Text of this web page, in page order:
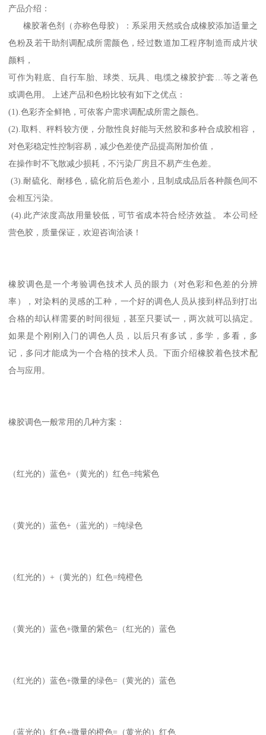
产品介绍：
橡胶著色剂（亦称色母胶）：系采用天然或合成橡胶添加适量之
色粉及若干助剂调配成所需颜色，经过数道加工程序制造而成片状
颜料，
可作为鞋底、自行车胎、球类、玩具、电缆之橡胶护套…等之著色
或调色用。 上述产品和色粉比较有如下之优点：
(1).色彩齐全鲜艳，可依客户需求调配成所需之颜色。
(2).取料、秤料较方便，分散性良好能与天然胶和多种合成胶相容，
对色彩稳定性控制容易，减少色差使产品提高附加价值，
在操作时不飞散减少损耗，不污染厂房且不易产生色差。
(3).耐硫化、耐移色，硫化前后色差小，且制成成品后各种颜色间不
会相互污染。
(4).此产浓度高故用量较低，可节省成本符合经济效益。 本公司经
营色胶，质量保证，欢迎咨询洽谈！
橡胶调色是一个考验调色技术人员的眼力（对色彩和色差的分辨
率），对染料的灵感的工种，一个好的调色人员从接到样品到打出
合格的却认样需要的时间很短，甚至只要试一，两次就可以搞定。
如果是个刚刚入门的调色人员，以后只有多试，多学，多看，多
记，多问才能成为一个合格的技术人员。下面介绍橡胶着色技术配
合与应用。
橡胶调色一般常用的几种方案：
（红光的）蓝色+（黄光的）红色=纯紫色
（黄光的）蓝色+（蓝光的）=纯绿色
（红光的）+（黄光的）红色=纯橙色
（黄光的）蓝色+微量的紫色=（红光的）蓝色
（红光的）蓝色+微量的绿色=（黄光的）蓝色
（蓝光的）红色+微量的橙色=（黄光的）红色